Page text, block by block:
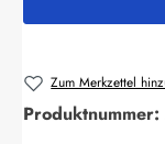
Zum Merkzettel
Produktnummer: